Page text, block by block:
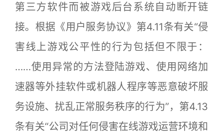
第三方软件而被游戏后台系统自动断开链
接。根据《用户服务协议》第4.11条有关“侵
害线上游戏公平性的行为包括但不限于：
……使用异常的方法登陆游戏、使用网络加
速器等外挂软件或机器人程序等恶意破坏服
务设施、扰乱正常服务秩序的行为”，第4.13
条有关“公司对任何侵害在线游戏运营环境和